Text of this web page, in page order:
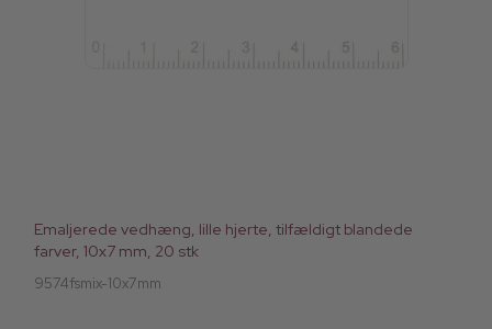
Emaljerede vedhæng, lille hjerte, tilfældigt blandede
farver, 10x7 mm, 20 stk
9574fsmix-10x7mm